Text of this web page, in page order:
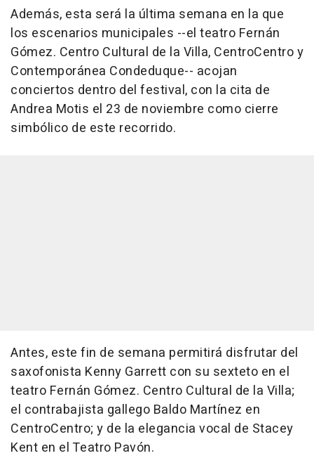
Además, esta será la última semana en la que
los escenarios municipales --el teatro Fernán
Gómez. Centro Cultural de la Villa, CentroCentro y
Contemporánea Condeduque-- acojan
conciertos dentro del festival, con la cita de
Andrea Motis el 23 de noviembre como cierre
simbólico de este recorrido.
Antes, este fin de semana permitirá disfrutar del
saxofonista Kenny Garrett con su sexteto en el
teatro Fernán Gómez. Centro Cultural de la Villa;
el contrabajista gallego Baldo Martínez en
CentroCentro; y de la elegancia vocal de Stacey
Kent en el Teatro Pavón.